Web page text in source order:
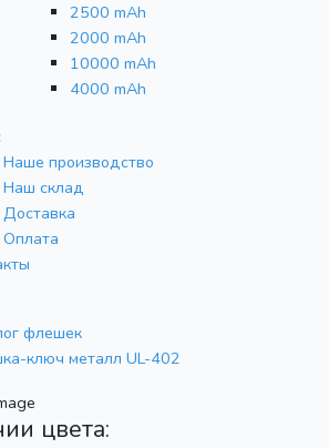
2500 mAh
2000 mAh
10000 mAh
4000 mAh
Наше производство
Наш склад
Доставка
Оплата
флешек
ключ металл UL-402
цвета: